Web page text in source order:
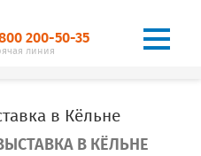
200-50-35
линия
в Кёльне
В КЁЛЬНЕ